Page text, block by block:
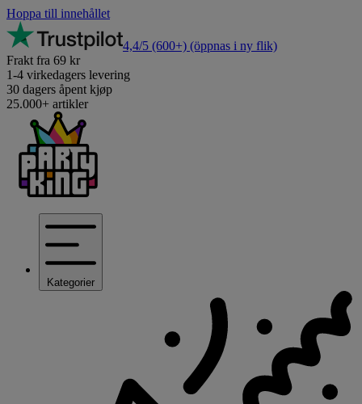
Hoppa till innehållet
4,4/5 (600+) (öppnas i ny flik)
Frakt fra 69 kr
1-4 virkedagers levering
30 dagers åpent kjøp
25.000+ artikler
Kategorier